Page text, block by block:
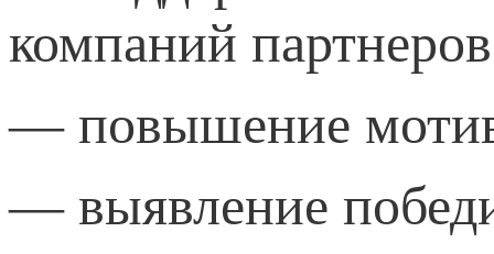
компаний
— повышение
— выявление